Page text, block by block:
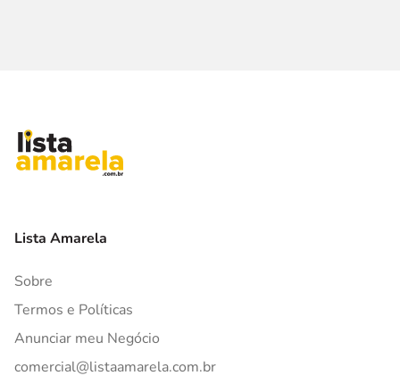
Lista Amarela
Sobre
Termos e Políticas
Anunciar meu Negócio
comercial@listaamarela.com.br